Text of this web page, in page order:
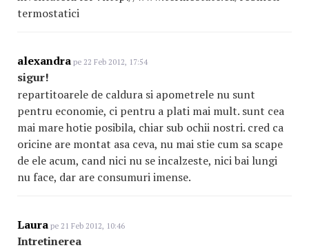
termostatici
alexandra pe 22 Feb 2012, 17:54
sigur!
repartitoarele de caldura si apometrele nu sunt
pentru economie, ci pentru a plati mai mult. sunt cea
mai mare hotie posibila, chiar sub ochii nostri. cred ca
oricine are montat asa ceva, nu mai stie cum sa scape
de ele acum, cand nici nu se incalzeste, nici bai lungi
nu face, dar are consumuri imense.
Laura pe 21 Feb 2012, 10:46
Intretinerea